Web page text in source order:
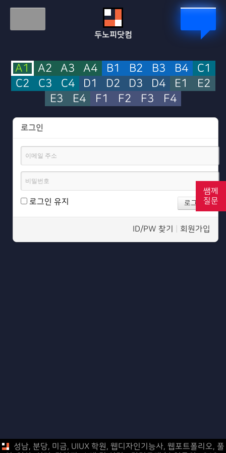
두노피닷컴
A1 A2 A3 A4 B1 B2 B3 B4
C1
C2
C3 C4 D1 D2 D3 D4 E1
E2
E3
E4 F1 F2 F3 F4
로그인
로그인 유지
ID/PW 찾기 회원가입
쌤께
질문
성남, 분당, 미금, UIUX 학원, 웹디자인기능사, 웹포트폴리오, 풀